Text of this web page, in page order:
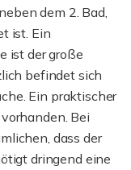
dem 2. Bad,
ist. Ein
ist der große
befindet sich
Ein praktischer
Bei
dass der
dringend eine